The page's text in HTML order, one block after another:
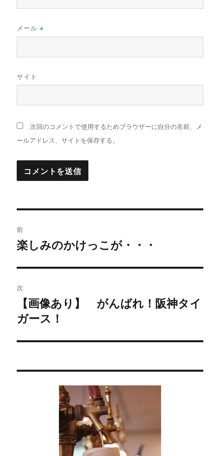
メール※
サイト
次回のコメントで使用するためブラウザーに自分の名前、メ
ールアドレス、サイトを保存する。
稿
ビ
ゲ
ー
シ
前
過
の
投
稿:
楽しみのかけっこが・・・
次
の
稿:
【画像あり】 がんばれ！阪神タイ
ガース！